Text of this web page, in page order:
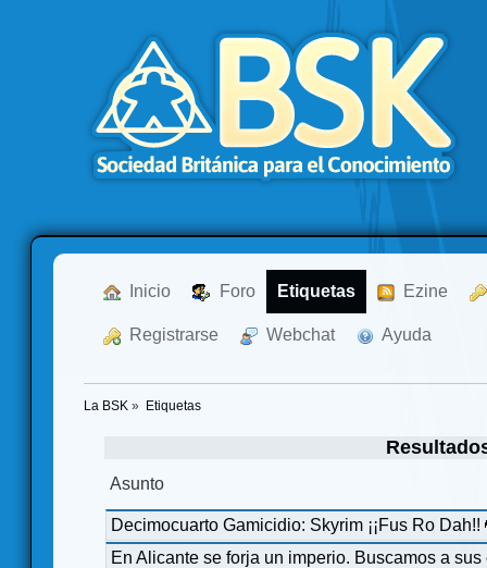
Inicio Foro Etiquetas Ezine
Registrarse Webchat Ayuda
La BSK » Etiquetas
Asunto
Decimocuarto Gamicidio: Skyrim ¡¡Fus Ro Dah!!
En Alicante se forja un imperio. Buscamos a sus